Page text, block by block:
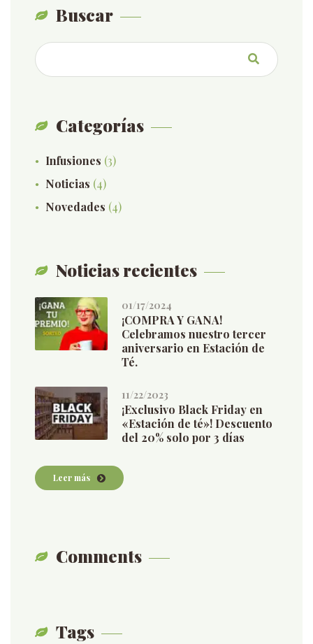
Buscar
Categorías
Infusiones (3)
Noticias (4)
Novedades (4)
Noticias recientes
01/17/2024
¡COMPRA Y GANA!
Celebramos nuestro tercer
aniversario en Estación de
Té.
11/22/2023
¡Exclusivo Black Friday en
«Estación de té»! Descuento
del 20% solo por 3 días
Leer más
Comments
Tags